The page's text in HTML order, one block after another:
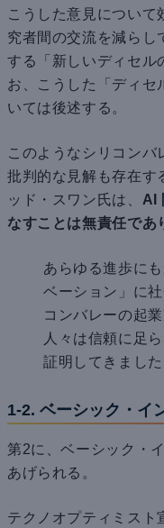
こうした意見について
究者間の交流を減らし
する「新しいディセル
お、こうした「ディセ
いては後述する。
このようなシリコンバ
批判的な見解も存在す
ッド・スワン氏は、 AI
なすことは無責任であ
あらゆる進歩に
ベーション」に
コンバレーの起
人々は信頼に足
証明してきました
1-2. ベーシック・イ
第2に、ベーシック・
あげられる。
テクノオプティミスト